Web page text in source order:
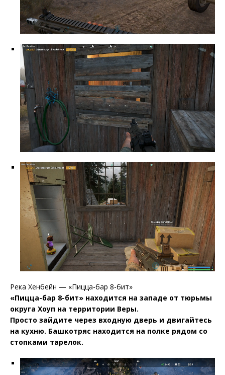
Река Хенбейн — «Пицца-бар 8-бит»
«Пицца-бар 8-бит» находится на западе от тюрьмы
округа Хоуп на территории Веры.
Просто зайдите через входную дверь и двигайтесь
на кухню. Башкотряс находится на полке рядом со
стопками тарелок.